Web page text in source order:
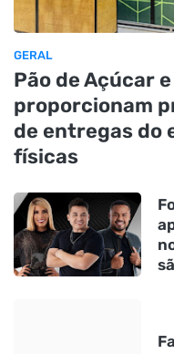
GERAL
Pão de Açúcar
proporcionam
de entregas do
físicas